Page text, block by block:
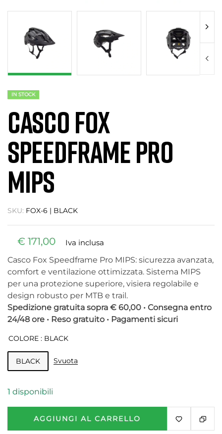
IN STOCK
CASCO FOX
SPEEDFRAME PRO
MIPS
SKU: FOX-6 | BLACK
€ 171,00
Iva inclusa
Casco Fox Speedframe Pro MIPS: sicurezza avanzata,
comfort e ventilazione ottimizzata. Sistema MIPS
per una protezione superiore, visiera regolabile e
design robusto per MTB e trail.
Spedizione gratuita sopra € 60,00 • Consegna entro
24/48 ore • Reso gratuito • Pagamenti sicuri
COLORE : BLACK
BLACK Svuota
1 disponibili
AGGIUNGI AL CARRELLO